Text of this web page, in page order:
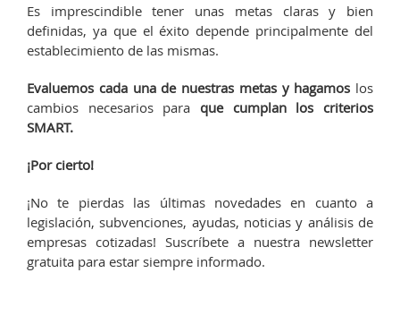
Es imprescindible tener unas metas claras y bien
definidas, ya que el éxito depende principalmente del
establecimiento de las mismas.
Evaluemos cada una de nuestras metas y hagamos los
cambios necesarios para que cumplan los criterios
SMART.
¡Por cierto!
¡No te pierdas las últimas novedades en cuanto a
legislación, subvenciones, ayudas, noticias y análisis de
empresas cotizadas! Suscríbete a nuestra newsletter
gratuita para estar siempre informado.